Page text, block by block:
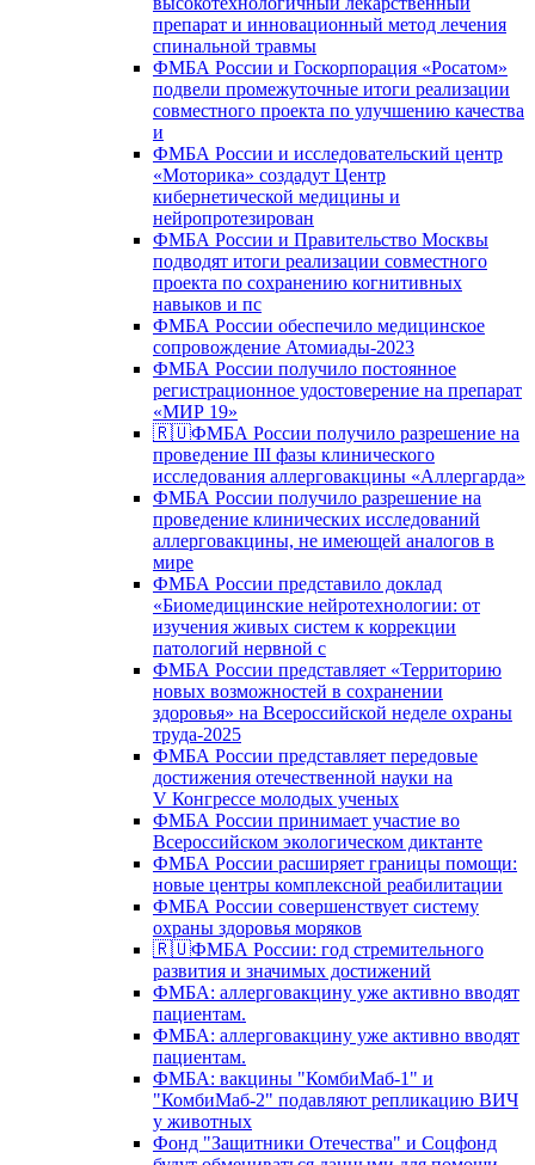
препарат и инновационный метод лечения
спинальной травмы
ФМБА России и Госкорпорация «Росатом»
подвели промежуточные итоги реализации
совместного проекта по улучшению качества
и
ФМБА России и исследовательский центр
«Моторика» создадут Центр
кибернетической медицины и
нейропротезирован
ФМБА России и Правительство Москвы
подводят итоги реализации совместного
проекта по сохранению когнитивных
навыков и пс
ФМБА России обеспечило медицинское
сопровождение Атомиады-2023
ФМБА России получило постоянное
регистрационное удостоверение на препарат
«МИР 19»
🇷🇺ФМБА России получило разрешение на
проведение III фазы клинического
исследования аллерговакцины «Аллергарда»
ФМБА России получило разрешение на
проведение клинических исследований
аллерговакцины, не имеющей аналогов в
мире
ФМБА России представило доклад
«Биомедицинские нейротехнологии: от
изучения живых систем к коррекции
патологий нервной с
ФМБА России представляет «Территорию
новых возможностей в сохранении
здоровья» на Всероссийской неделе охраны
труда-2025
ФМБА России представляет передовые
достижения отечественной науки на
V Конгрессе молодых ученых
ФМБА России принимает участие во
Всероссийском экологическом диктанте
ФМБА России расширяет границы помощи:
новые центры комплексной реабилитации
ФМБА России совершенствует систему
охраны здоровья моряков
🇷🇺ФМБА России: год стремительного
развития и значимых достижений
ФМБА: аллерговакцину уже активно вводят
пациентам.
ФМБА: аллерговакцину уже активно вводят
пациентам.
ФМБА: вакцины "КомбиМаб-1" и
"КомбиМаб-2" подавляют репликацию ВИЧ
у животных
Фонд "Защитники Отечества" и Соцфонд